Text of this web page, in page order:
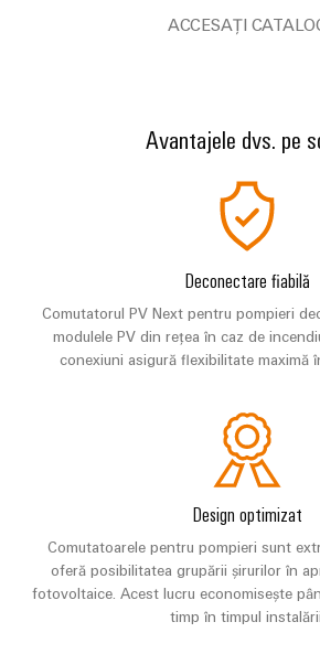
Transmisie
și
moderne
Tratarea
apei
Producător
inginerie
Weidmüller
Industrial
AI
de
servicii
industriale
ACCESAȚI
Avantajele dvs. pe
Deconectare fiabilă
Comutatorul PV Next pentru pompieri
modulele PV din rețea în caz de
conexiuni asigură flexibilitate maximă
Design optimizat
Comutatoarele pentru pompieri sunt
oferă posibilitatea grupării șirurilor în
fotovoltaice. Acest lucru economisește
timp în timpul instalării.